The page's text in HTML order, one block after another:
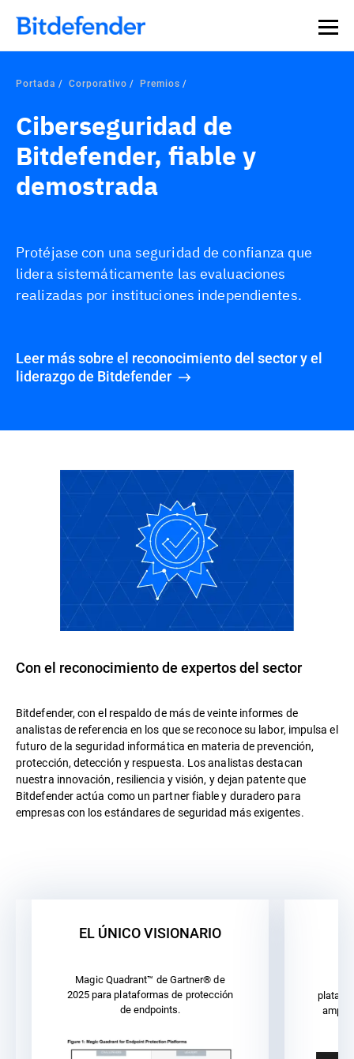
Portada Corporativo Premios
Ciberseguridad de
Bitdefender, fiable y
demostrada
Protéjase con una seguridad de confianza que
lidera sistemáticamente las evaluaciones
realizadas por instituciones independientes.
Leer más sobre el reconocimiento del sector y el
liderazgo de Bitdefender
Con el reconocimiento de expertos del sector
Bitdefender, con el respaldo de más de veinte informes de
analistas de referencia en los que se reconoce su labor, impulsa el
futuro de la seguridad informática en materia de prevención,
protección, detección y respuesta. Los analistas destacan
nuestra innovación, resiliencia y visión, y dejan patente que
Bitdefender actúa como un partner fiable y duradero para
empresas con los estándares de seguridad más exigentes.
EL ÚNICO VISIONARIO
Magic Quadrant™ de Gartner® de
2025 para plataformas de protección
de endpoints.